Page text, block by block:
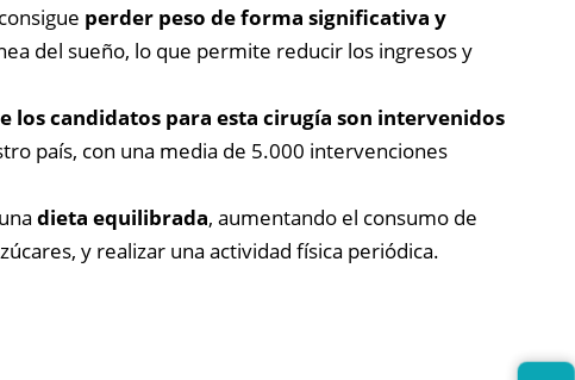
perder peso de forma significativa y
del sueño, lo que permite reducir los ingresos y
los candidatos para esta cirugía son intervenidos
país, con una media de 5.000 intervenciones
dieta equilibrada, aumentando el consumo de
y realizar una actividad física periódica.